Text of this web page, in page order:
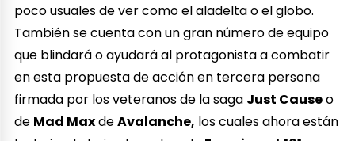
poco usuales de ver como el aladelta o el globo.
También se cuenta con un gran número de equipo
que blindará o ayudará al protagonista a combatir
en esta propuesta de acción en tercera persona
firmada por los veteranos de la saga Just Causeo
de Mad MaxdeAvalanche, los cuales ahora están